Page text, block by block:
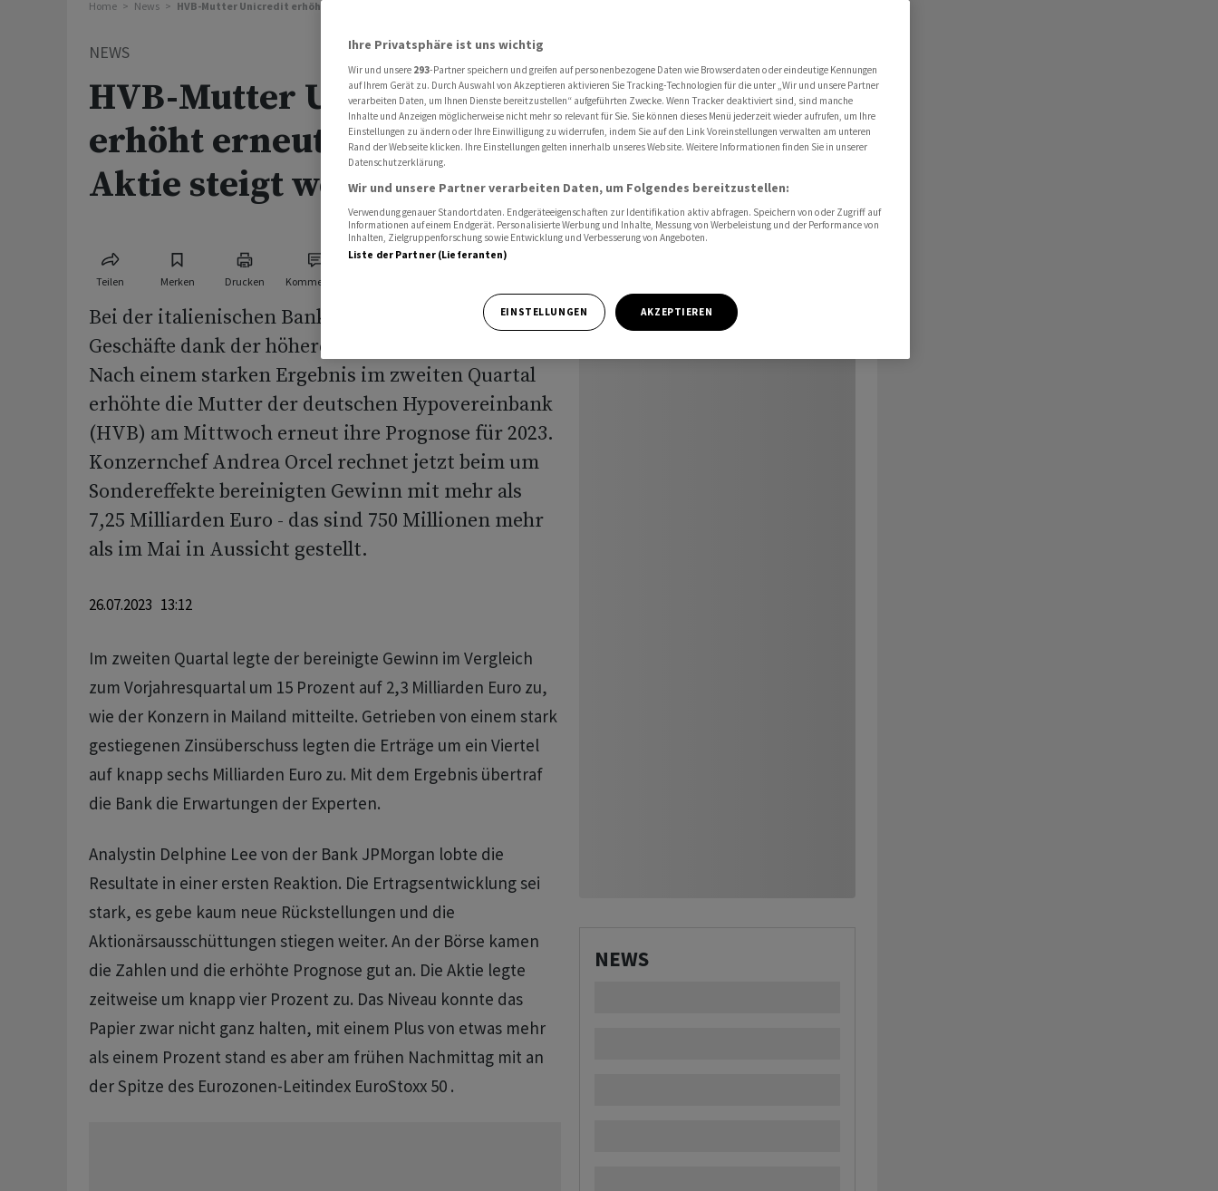
Home News HVB-Mutter Unicredit erhöht erneut Prognose - Aktie steigt weiter
NEWS
HVB-Mutter Unicredit
erhöht erneut Prognose -
Aktie steigt weiter
Teilen Merken Drucken Kommentare
Bei der italienischen Bank Unicredit laufen die
Geschäfte dank der höheren Zinsen weiter rund.
Nach einem starken Ergebnis im zweiten Quartal
erhöhte die Mutter der deutschen Hypovereinbank
(HVB) am Mittwoch erneut ihre Prognose für 2023.
Konzernchef Andrea Orcel rechnet jetzt beim um
Sondereffekte bereinigten Gewinn mit mehr als
7,25 Milliarden Euro - das sind 750 Millionen mehr
als im Mai in Aussicht gestellt.
26.07.2023 13:12
Im zweiten Quartal legte der bereinigte Gewinn im Vergleich
zum Vorjahresquartal um 15 Prozent auf 2,3 Milliarden Euro zu,
wie der Konzern in Mailand mitteilte. Getrieben von einem stark
gestiegenen Zinsüberschuss legten die Erträge um ein Viertel
auf knapp sechs Milliarden Euro zu. Mit dem Ergebnis übertraf
die Bank die Erwartungen der Experten.
Analystin Delphine Lee von der Bank JPMorgan lobte die
Resultate in einer ersten Reaktion. Die Ertragsentwicklung sei
stark, es gebe kaum neue Rückstellungen und die
Aktionärsausschüttungen stiegen weiter. An der Börse kamen
die Zahlen und die erhöhte Prognose gut an. Die Aktie legte
zeitweise um knapp vier Prozent zu. Das Niveau konnte das
Papier zwar nicht ganz halten, mit einem Plus von etwas mehr
als einem Prozent stand es aber am frühen Nachmittag mit an
der Spitze des Eurozonen-Leitindex EuroStoxx 50 .
NEWS
Ihre Privatsphäre ist uns wichtig
Wir und unsere 293-Partner speichern und greifen auf personenbezogene Daten wie Browserdaten oder eindeutige Kennungen
auf Ihrem Gerät zu. Durch Auswahl von Akzeptieren aktivieren Sie Tracking-Technologien für die unter „Wir und unsere Partner
verarbeiten Daten, um Ihnen Dienste bereitzustellen“ aufgeführten Zwecke. Wenn Tracker deaktiviert sind, sind manche
Inhalte und Anzeigen möglicherweise nicht mehr so relevant für Sie. Sie können dieses Menü jederzeit wieder aufrufen, um Ihre
Einstellungen zu ändern oder Ihre Einwilligung zu widerrufen, indem Sie auf den Link Voreinstellungen verwalten am unteren
Rand der Webseite klicken. Ihre Einstellungen gelten innerhalb unseres Website. Weitere Informationen finden Sie in unserer
Datenschutzerklärung.
Wir und unsere Partner verarbeiten Daten, um Folgendes bereitzustellen:
Verwendung genauer Standortdaten. Endgeräteeigenschaften zur Identifikation aktiv abfragen. Speichern von oder Zugriff auf
Informationen auf einem Endgerät. Personalisierte Werbung und Inhalte, Messung von Werbeleistung und der Performance von
Inhalten, Zielgruppenforschung sowie Entwicklung und Verbesserung von Angeboten.
Liste der Partner (Lieferanten)
EINSTELLUNGEN AKZEPTIEREN